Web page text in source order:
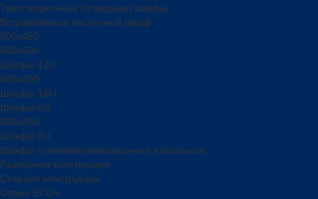
Трехсекционные (откидные) шкафы
Встраиваемый настенный шкаф
600x450
600x600
Шкафы 12U
600x600
Шкафы 15U
Шкафы 6U
600x350
Шкафы 9U
Шкафы телекоммуникационные напольные
Разборная конструкция
Сварная конструкция
Серия ECO+